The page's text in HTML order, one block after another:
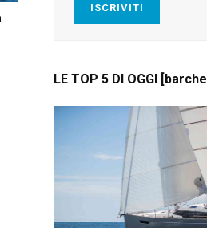
ISCRIVITI
LE TOP 5 DI OGGI